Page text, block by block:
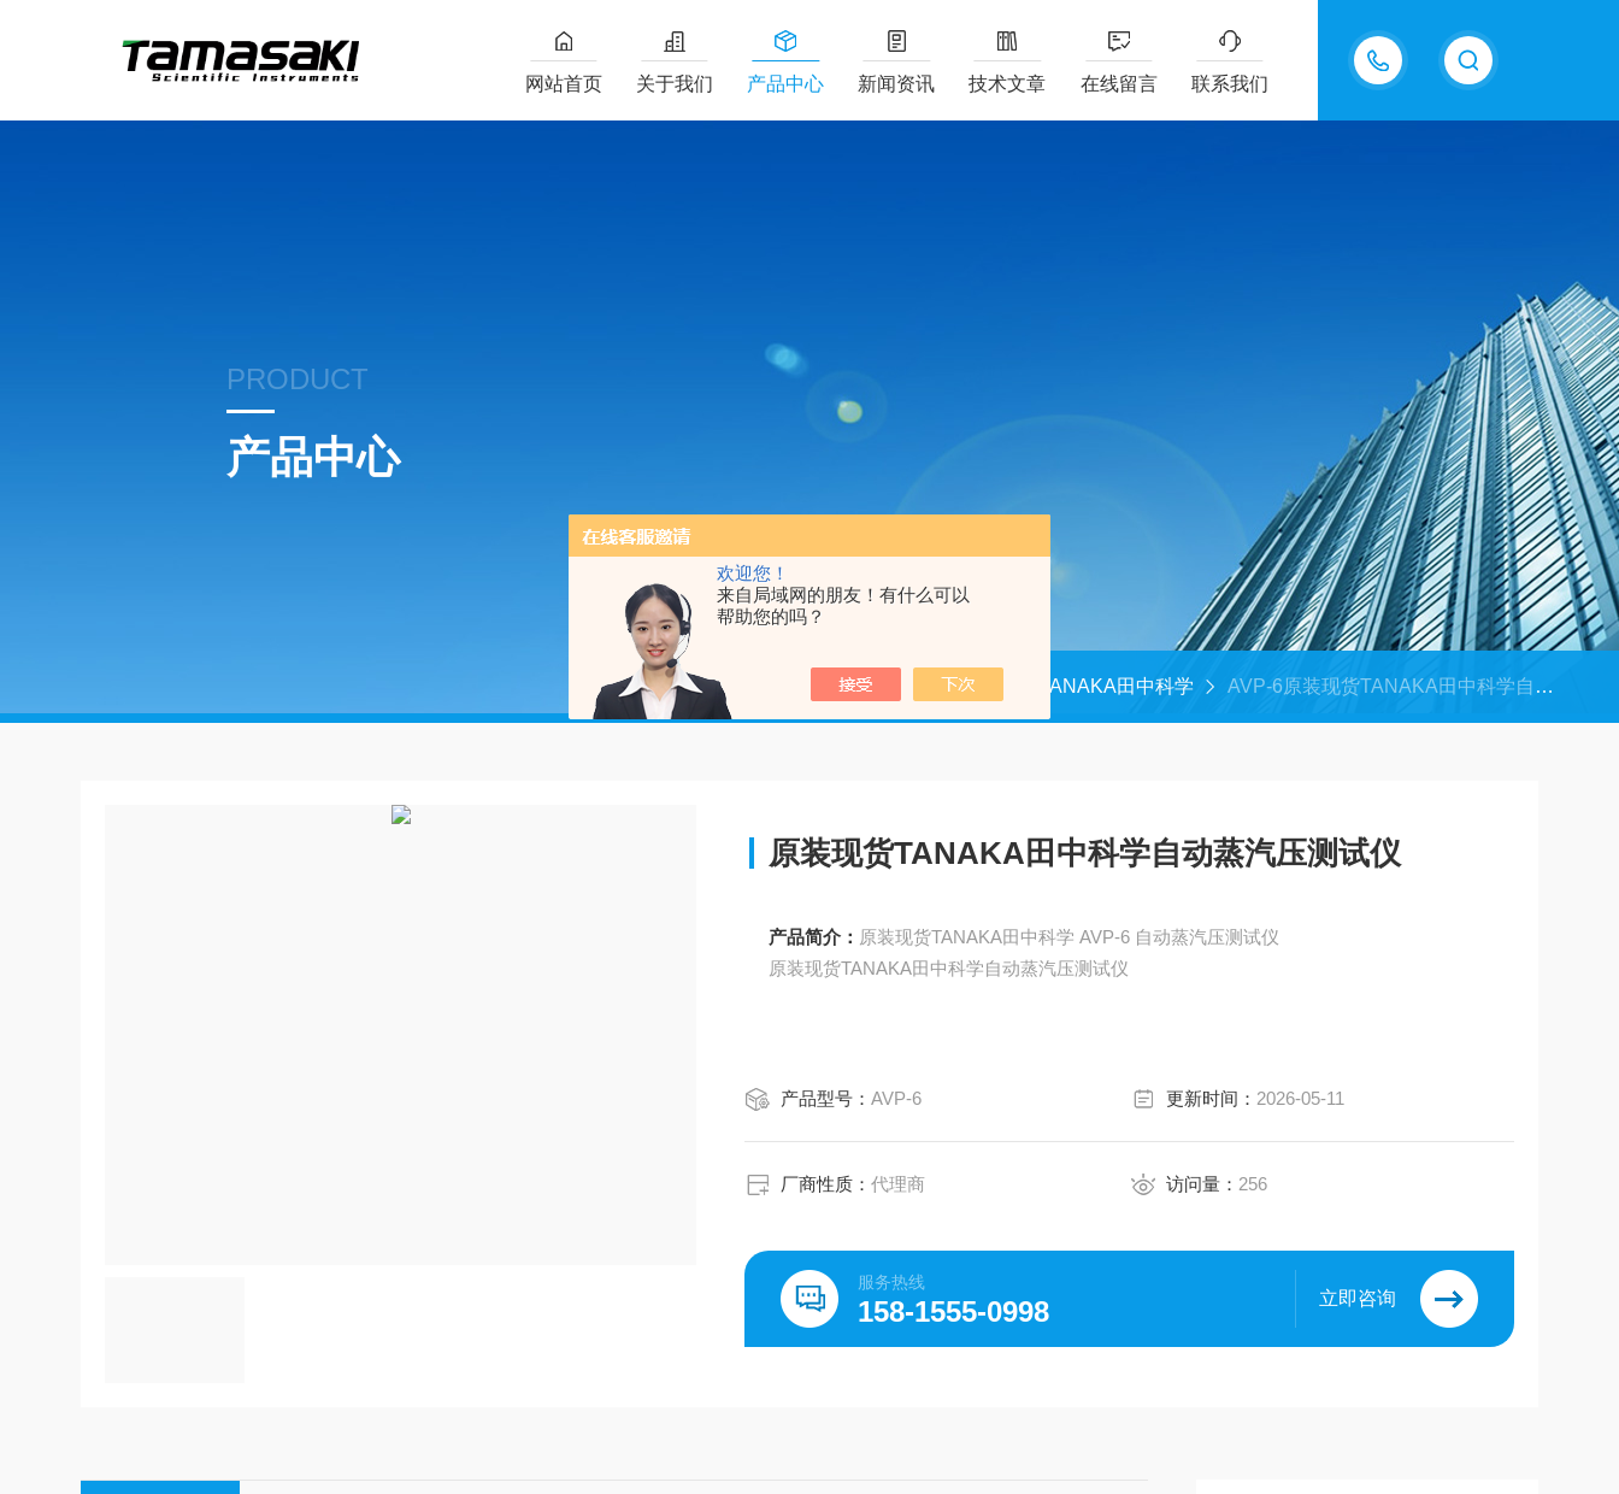
欢迎您！
来自局域网的朋友！有什么可以
帮助您的吗？
15815550998
网站首页 关于我们 产品中心 新闻资讯 技术文章 在线留言 联系我们
PRODUCT
产品中心
首页 产品中心 TANAKA田中科学 AVP-6原装现货TANAKA田中科学自动蒸汽压测试仪
原装现货TANAKA田中科学自动蒸汽压测试仪
产品简介：
原装现货TANAKA田中科学 AVP-6 自动蒸汽压测试仪
原装现货TANAKA田中科学自动蒸汽压测试仪
产品型号：AVP-6 更新时间： 2026-05-11
厂商性质：代理商 访问量： 256
服务热线
158-1555-0998 立即咨询